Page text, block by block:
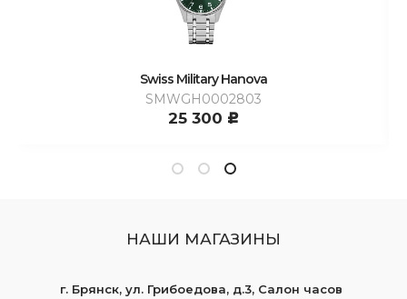
Swiss Military Hanova
SMWGH0002803
25 300 c
НАШИ МАГАЗИНЫ
г. Брянск, ул. Грибоедова, д.3, Салон часов